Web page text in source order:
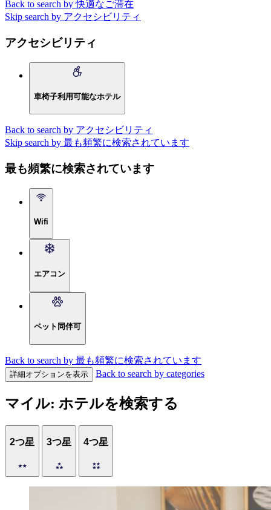
Back to search by 快適なご滞在
Skip search by アクセシビリティ
アクセシビリティ
車椅子利用可能なホテル
Back to search by アクセシビリティ
Skip search by 最も頻繁に検索されています
最も頻繁に検索されています
Wifi
エアコン
ペット同伴可
Back to search by 最も頻繁に検索されています
詳細オプションを表示 Back to search by categories
マイル: ホテルを検索する
2つ星 3つ星 4つ星